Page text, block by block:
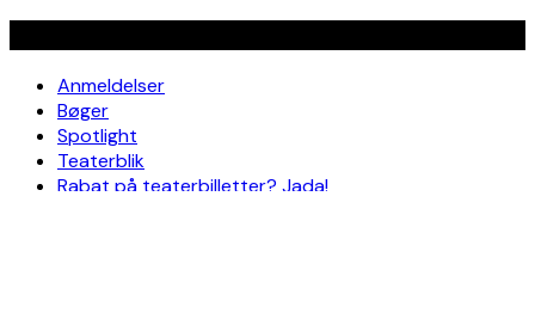
Anmeldelser
Bøger
Spotlight
Teaterblik
Rabat på teaterbilletter? Jada!